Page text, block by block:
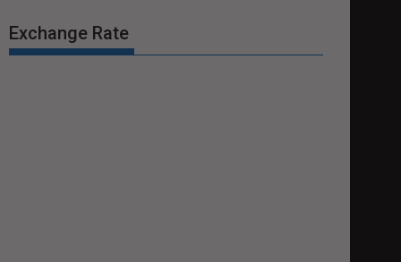
Exchange Rate